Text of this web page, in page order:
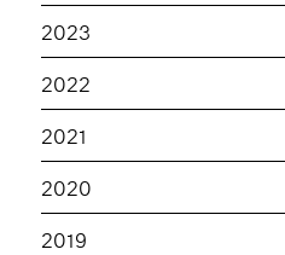
2023
2022
2021
2020
2019